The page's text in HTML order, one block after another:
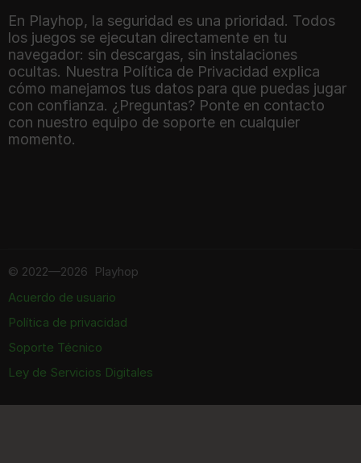
En Playhop, la seguridad es una prioridad. Todos
los juegos se ejecutan directamente en tu
navegador: sin descargas, sin instalaciones
ocultas. Nuestra Política de Privacidad explica
cómo manejamos tus datos para que puedas jugar
con confianza. ¿Preguntas? Ponte en contacto
con nuestro equipo de soporte en cualquier
momento.
© 2022—2026 Playhop
Acuerdo de usuario
Política de privacidad
Soporte Técnico
Ley de Servicios Digitales